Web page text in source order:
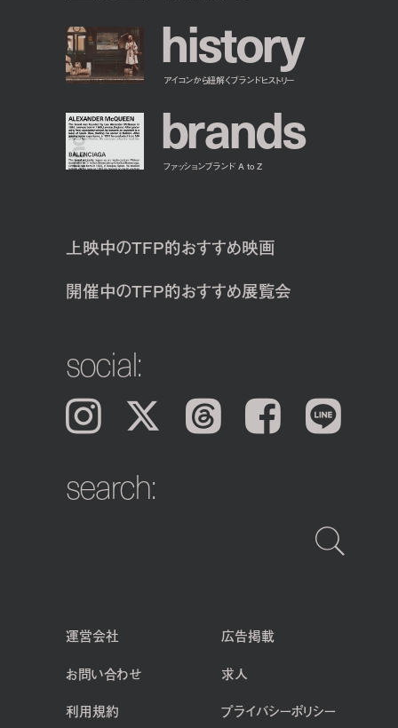
history
アイコンから紐解くブランドヒストリー
brands
ファッションブランド A to Z
上映中のTFP的おすすめ映画
開催中のTFP的おすすめ展覧会
social:
Instagram 𝕏 Threads Facebook LINE
search:
運営会社
広告掲載
お問い合わせ
求人
利用規約
プライバシーポリシー